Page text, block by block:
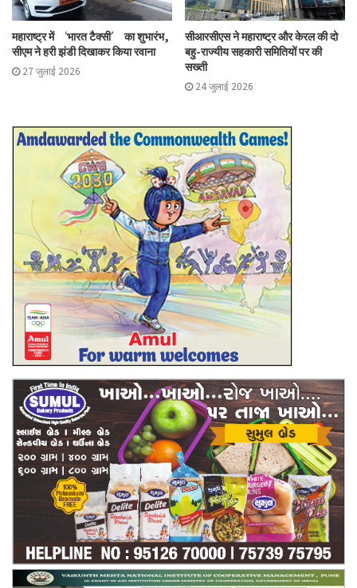
Tags april cooperative sector nso
महाराष्ट्र में ‘भारत टैक्सी’ का शुभारंभ,
सीएम ने हरी झंडी दिखाकर किया रवाना
27 जुलाई 2026
सीआरसीएस ने महाराष्ट्र और केरल की दो
बहु-राज्यीय सहकारी समितियों पर की
सख्ती
24 जुलाई 2026